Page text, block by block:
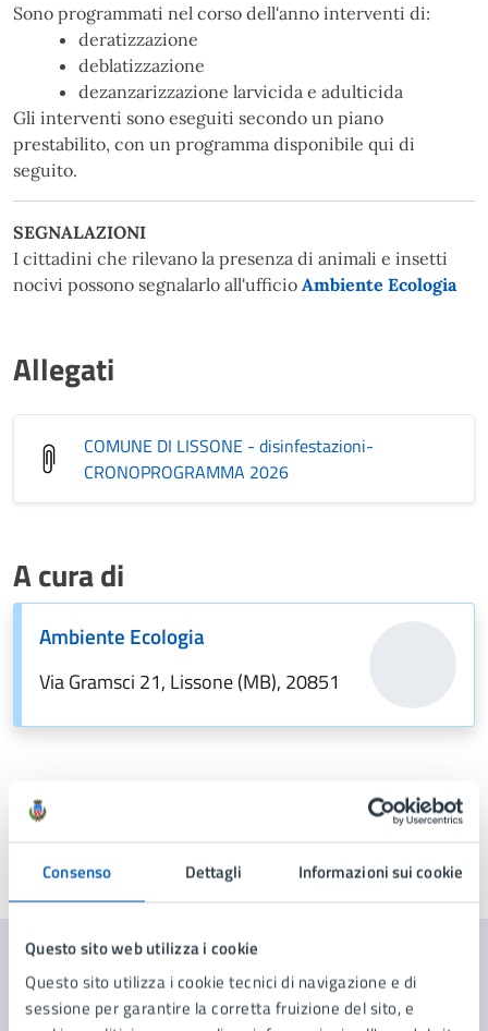
Consenso Dettagli Informazioni sui cookie
Questo sito web utilizza i cookie
Questo sito utilizza i cookie tecnici di navigazione e di
sessione per garantire la corretta fruizione del sito, e
Sono programmati nel corso dell'anno interventi di:
deratizzazione
deblatizzazione
dezanzarizzazione larvicida e adulticida
Gli interventi sono eseguiti secondo un piano
prestabilito, con un programma disponibile qui di
seguito.
SEGNALAZIONI
I cittadini che rilevano la presenza di animali e insetti
nocivi possono segnalarlo all'ufficio Ambiente Ecologia
Allegati
COMUNE DI LISSONE - disinfestazioni-
CRONOPROGRAMMA 2026
A cura di
Ambiente Ecologia
Via Gramsci 21, Lissone (MB), 20851
Ultimo aggiornamento:25/05/2026, 10:09
Contenuti correlati